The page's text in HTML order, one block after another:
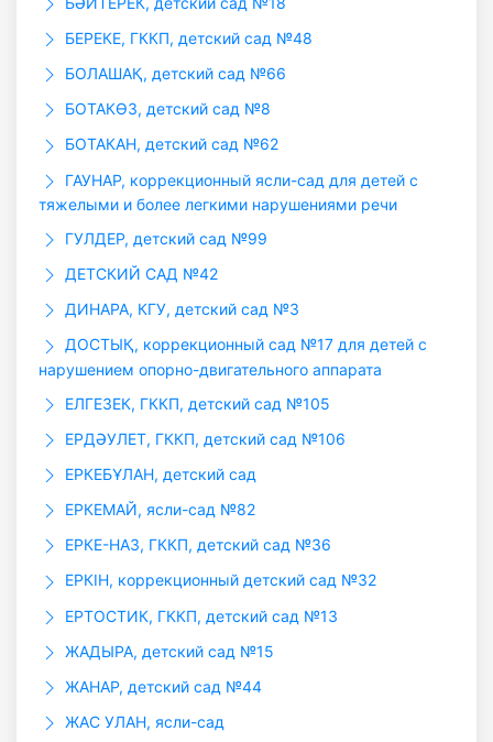
БЕРЕКЕ, ГККП, детский сад №48
БОЛАШАҚ, детский сад №66
БОТАКӨЗ, детский сад №8
БОТАКАН, детский сад №62
ГАУHАР, коррекционный ясли-сад для детей с
тяжелыми и более легкими нарушениями речи
ГУЛДЕР, детский сад №99
ДЕТСКИЙ САД №42
ДИНАРА, КГУ, детский сад №3
ДОСТЫҚ, коррекционный сад №17 для детей с
нарушением опорно-двигательного аппарата
ЕЛГЕЗЕК, ГККП, детский сад №105
ЕРДӘУЛЕТ, ГККП, детский сад №106
ЕРКЕБҰЛАН, детский сад
ЕРКЕМАЙ, ясли-сад №82
ЕРКЕ-НАЗ, ГККП, детский сад №36
ЕРКІН, коррекционный детский сад №32
ЕРТОСТИК, ГККП, детский сад №13
ЖАДЫРА, детский сад №15
ЖАНАР, детский сад №44
ЖАС УЛАН, ясли-сад